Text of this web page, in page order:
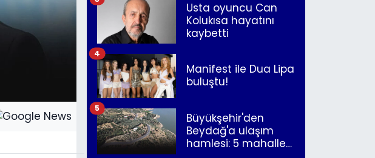
Usta oyuncu Can
Kolukısa hayatını
kaybetti
Manifest ile Dua Lipa
buluştu!
4
Büyükşehir'den
Beydağ'a ulaşım
hamlesi: 5 mahalle
5